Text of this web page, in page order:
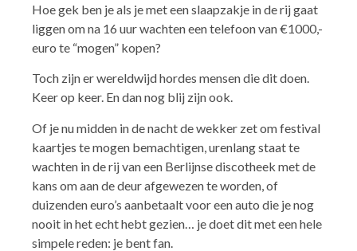
Hoe gek ben je als je met een slaapzakje in de rij gaat
liggen om na 16 uur wachten een telefoon van €1000,-
euro te “mogen” kopen?
Toch zijn er wereldwijd hordes mensen die dit doen.
Keer op keer. En dan nog blij zijn ook.
Of je nu midden in de nacht de wekker zet om festival
kaartjes te mogen bemachtigen, urenlang staat te
wachten in de rij van een Berlijnse discotheek met de
kans om aan de deur afgewezen te worden, of
duizenden euro’s aanbetaalt voor een auto die je nog
nooit in het echt hebt gezien… je doet dit met een hele
simpele reden: je bent fan.